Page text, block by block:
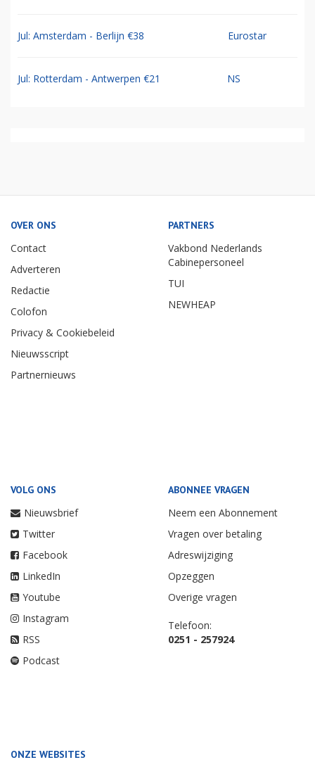
Jul: Amsterdam - Berlijn €38 Eurostar
Jul: Rotterdam - Antwerpen €21 NS
OVER ONS
Contact
Adverteren
Redactie
Colofon
Privacy & Cookiebeleid
Nieuwsscript
Partnernieuws
PARTNERS
Vakbond Nederlands
Cabinepersoneel
TUI
NEWHEAP
VOLG ONS
Nieuwsbrief
Twitter
Facebook
LinkedIn
Youtube
Instagram
RSS
Podcast
ABONNEE VRAGEN
Neem een Abonnement
Vragen over betaling
Adreswijziging
Opzeggen
Overige vragen
Telefoon:
0251 - 257924
ONZE WEBSITES